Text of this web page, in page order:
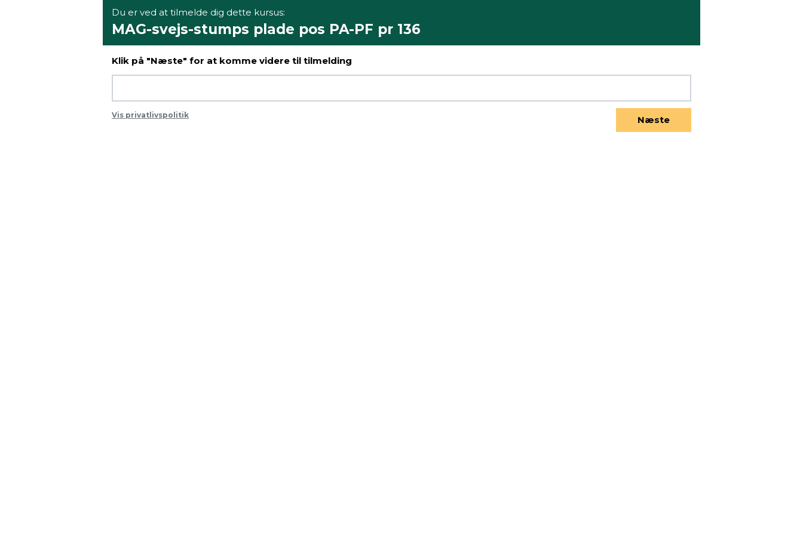
Du er ved at tilmelde dig dette kursus:
MAG-svejs-stumps plade pos PA-PF pr 136
Klik på "Næste" for at komme videre til tilmelding
Vis privatlivspolitik